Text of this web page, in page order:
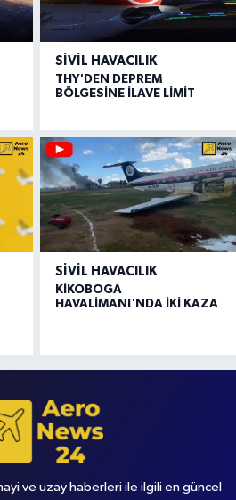
SIVIL HAVACILIK
THY'DEN DEPREM
BÖLGESİNE İLAVE LİMİT
SIVIL HAVACILIK
KİKOBOGA
HAVALİMANI'NDA İKİ KAZA
ve uzay haberleri ile ilgili en güncel